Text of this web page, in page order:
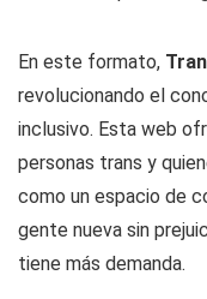
En este formato,
revolucionando el
inclusivo. Esta web
personas trans y
como un espacio de
gente nueva sin
tiene más demanda.